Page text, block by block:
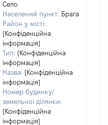
Село
Населений пункт: Брага
Район у місті:
[Конфіденційна
інформація]
Тип: [Конфіденційна
інформація]
Назва: [Конфіденційна
інформація]
Номер будинку/
земельної ділянки:
[Конфіденційна
інформація]